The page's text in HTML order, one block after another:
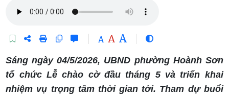
A A A
Sáng ngày 04/5/2026, UBND phường Hoành Sơn
tổ chức Lễ chào cờ đầu tháng 5 và triển khai
nhiệm vụ trọng tâm thời gian tới. Tham dự buổi